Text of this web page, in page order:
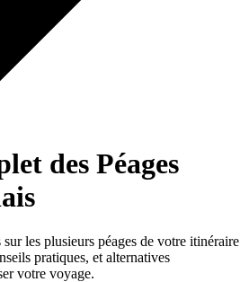
des Péages
les plusieurs péages de votre itinéraire
pratiques, et alternatives
votre voyage.